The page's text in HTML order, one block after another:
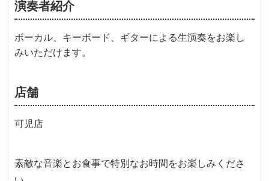
演奏者紹介
ボーカル、キーボード、ギターによる生演奏をお楽し
みいただけます。
店舗
可児店
素敵な音楽とお食事で特別なお時間をお楽しみくださ